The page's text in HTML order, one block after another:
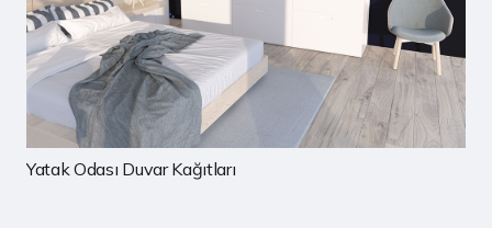
Çocuk Odası Duvar Kağıtları